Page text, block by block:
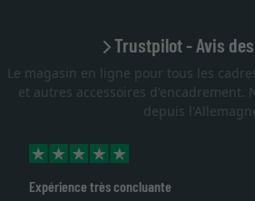
Trustpilot - Avis
Le magasin en ligne pour tous les
et autres accessoires d'encadrement.
depuis
Excellent